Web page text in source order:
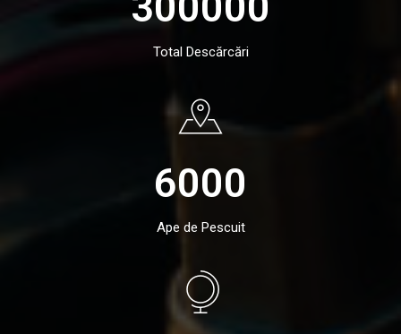
Total Descărcări
6000
Ape de Pescuit